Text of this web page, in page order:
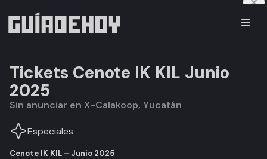
Tickets Cenote IK KIL Junio
2025
Sin anunciar en X-Calakoop, Yucatán
Especiales
Cenote IK KIL – Junio 2025